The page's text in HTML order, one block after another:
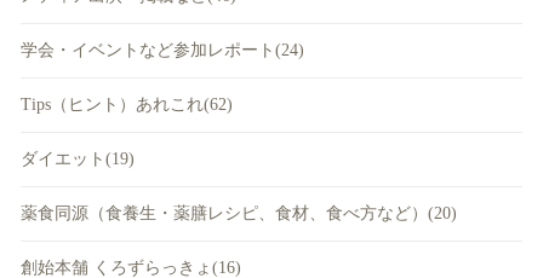
学会・イベントなど参加レポート(24)
Tips（ヒント）あれこれ(62)
ダイエット(19)
薬食同源（食養生・薬膳レシピ、食材、食べ方など）(20)
創始本舗 くろずらっきょ(16)